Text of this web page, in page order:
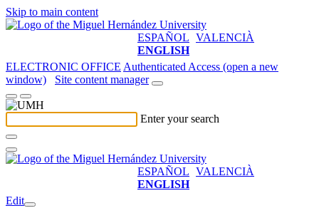
Skip to main content
ESPAÑOL VALENCIÀ
ENGLISH
ELECTRONIC OFFICE Authenticated Access (open a new
window)
Site content manager
Enter your search
ESPAÑOL VALENCIÀ
ENGLISH
Edit